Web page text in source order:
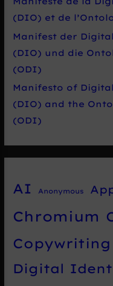
(DIO) et de
Manifest der
(DIO) und die
(ODI)
Manifesto of
(DIO) and the
(ODI)
AI Anonymous
Chromium
Copywriting
Digital